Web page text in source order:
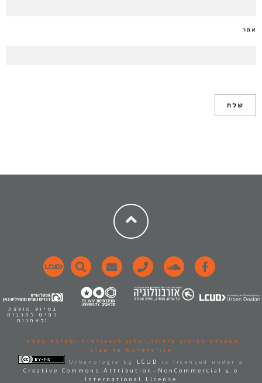
אתר
בסיוע מועצת
הפיס לתרבות
ולאמנות
המעבדה לעיצוב עירוני,
החוג לגאוגרפיה וסביבת האדם.
אוניברסיטת תל אביב
Urbanologia by LCUD
is licensed under a
Creative Commons Attribution-NonCommercial 4.0
International License